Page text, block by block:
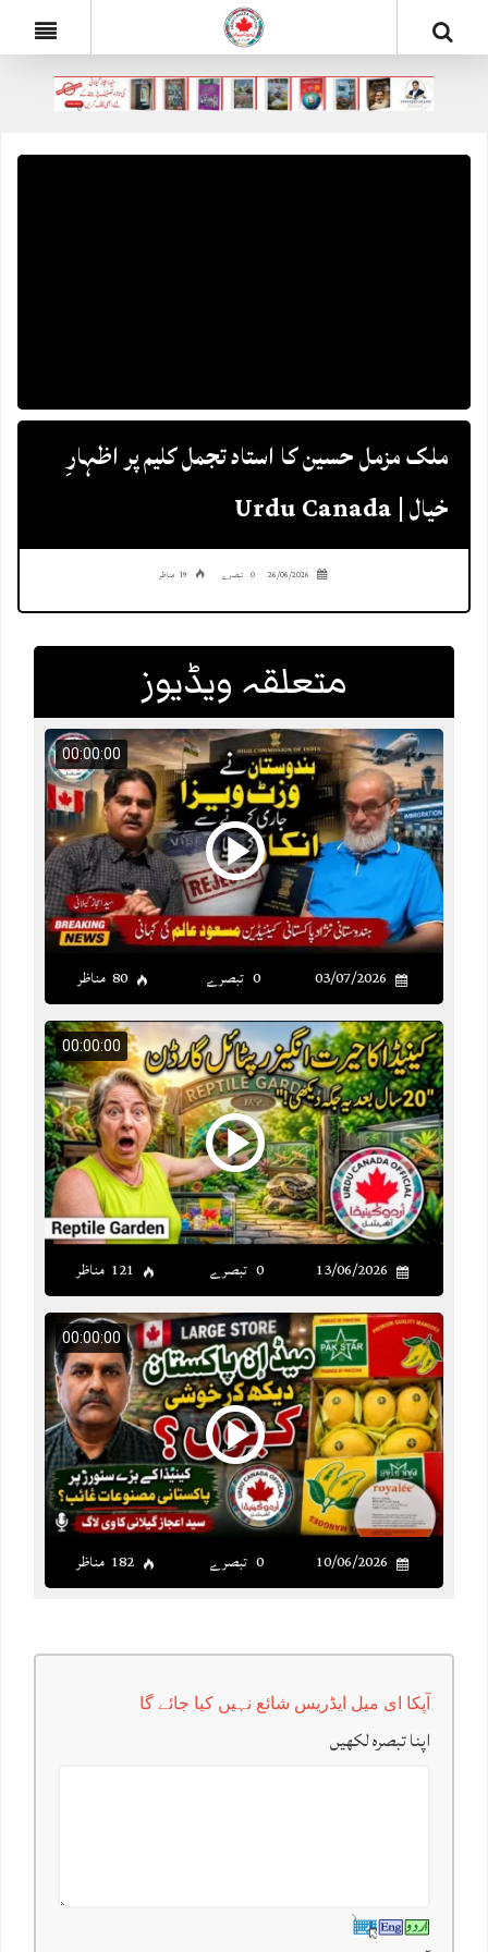
ملک مزمل حسین کا استاد تجمل کلیم پر اظہارِ
خیال | Urdu Canada
26/06/2026 0 تبصرے 19 مناظر
متعلقہ ویڈیوز
00:00:00
03/07/2026 0 تبصرے 80 مناظر
00:00:00
13/06/2026 0 تبصرے 121 مناظر
00:00:00
10/06/2026 0 تبصرے 182 مناظر
آپکا ای میل ایڈریس شائع نہیں کیا جائے گا
اپنا تبصرہ لکھیں